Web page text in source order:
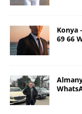
Konya
69 66